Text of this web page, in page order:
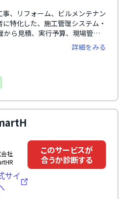
す。
、リフォーム、ビルメンテナン
特化した、施工管理システム・
から見積、実行予算、現場管
に連携するための仕訳データ生成
者の業務を一気通貫でカバーしま
業務フローと、エンタープライ
と事務工数の削減を同時に実現し
詳細をみる
社
サイ
このサービスが
合うか診断する